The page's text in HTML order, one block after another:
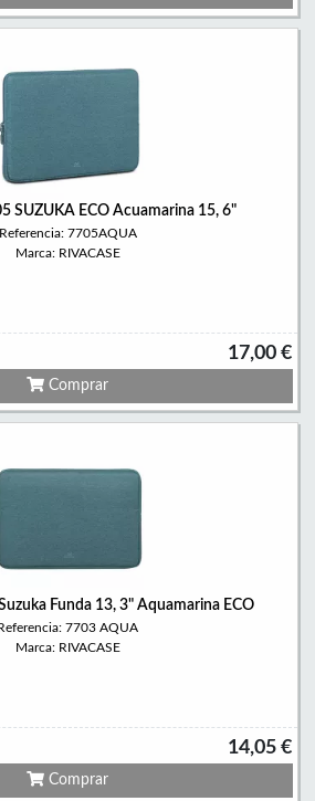
SUZUKA ECO Acuamarina 15, 6"
Referencia: 7705AQUA
Marca: RIVACASE
17,00 €
Comprar
Funda 13, 3" Aquamarina ECO
7703 AQUA
Marca: RIVACASE
14,05 €
Comprar